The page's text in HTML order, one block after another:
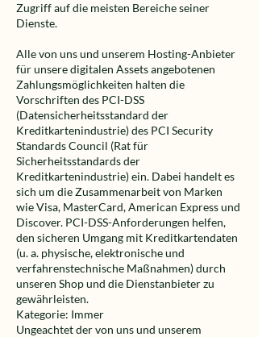
Zugriff auf die meisten Bereiche seiner
Dienste.
Alle von uns und unserem Hosting-Anbieter
für unsere digitalen Assets angebotenen
Zahlungsmöglichkeiten halten die
Vorschriften des PCI-DSS
(Datensicherheitsstandard der
Kreditkartenindustrie) des PCI Security
Standards Council (Rat für
Sicherheitsstandards der
Kreditkartenindustrie) ein. Dabei handelt es
sich um die Zusammenarbeit von Marken
wie Visa, MasterCard, American Express und
Discover. PCI-DSS-Anforderungen helfen,
den sicheren Umgang mit Kreditkartendaten
(u. a. physische, elektronische und
verfahrenstechnische Maßnahmen) durch
unseren Shop und die Dienstanbieter zu
gewährleisten.
Kategorie: Immer
Ungeachtet der von uns und unserem